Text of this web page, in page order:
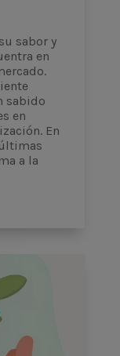
sabor y
en
sabido
en
En
a la